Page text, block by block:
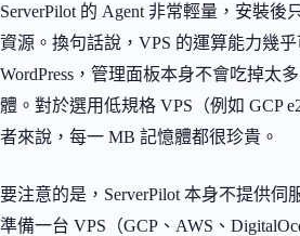
ServerPilot 的 Agent 非常輕量，安裝後
資源。換句話說，VPS 的運算能力幾
WordPress，管理面板本身不會吃掉太
體。對於選用低規格 VPS（例如 GCP
者來說，每一 MB 記憶體都很珍貴。
要注意的是，ServerPilot 本身不提供伺
準備一台 VPS（GCP、AWS、